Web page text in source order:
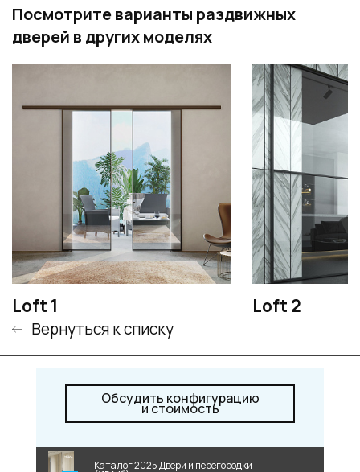
Посмотрите варианты раздвижных
дверей в других моделях
Loft 1 Loft 2
Вернуться к списку
Обсудить конфигурацию
и стоимость
Каталог 2025 Двери и перегородки